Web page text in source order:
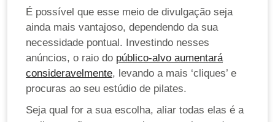
É possível que esse meio de divulgação seja
ainda mais vantajoso, dependendo da sua
necessidade pontual. Investindo nesses
anúncios, o raio do público-alvo aumentará
consideravelmente, levando a mais ‘cliques’ e
procuras ao seu estúdio de pilates.
Seja qual for a sua escolha, aliar todas elas é a